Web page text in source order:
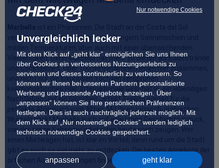
Nur notwendige Cookies
Unvergleichlich lecker
Mit dem Klick auf „geht klar” ermöglichen Sie uns Ihnen
über Cookies ein verbessertes Nutzungserlebnis zu
servieren und dieses kontinuierlich zu verbessern. So
können wir Ihnen bei unseren Partnern personalisierte
Werbung und passende Angebote anzeigen. Über
„anpassen” können Sie Ihre persönlichen Präferenzen
festlegen. Dies ist auch nachträglich jederzeit möglich. Mit
dem Klick auf „Nur notwendige Cookies” werden lediglich
technisch notwendige Cookies gespeichert.
anpassen geht klar
verwöhnt ihre Besucher mit ganzjährigem Sonnenschein und
Vielseitigkeit. Denn Marbella hat mehr zu bieten als Badestrände
und Cocktailbars. Über 100 Nationalitäten leben hier zusammen,
und nicht nur die luxuriösen Yachten versprühen
kosmopolitisches Flair. Internationale Geschäfte, ein lebendiges
Nachtleben und ein bisschen Jetset-Feeling sorgen für die
perfekte Ablenkung vom Alltag. Mit ihren römisch-arabischen
Wurzeln blickt Marbella auch auf eine lange Geschichte zurück,
von der einige Sehenswürdigkeiten heute noch zeugen. Wer
gibt es noch so viel mehr zu entdecken. Die besten Angebote der
örtlichen Autovermietungen finden Sie mit dem CHECK24